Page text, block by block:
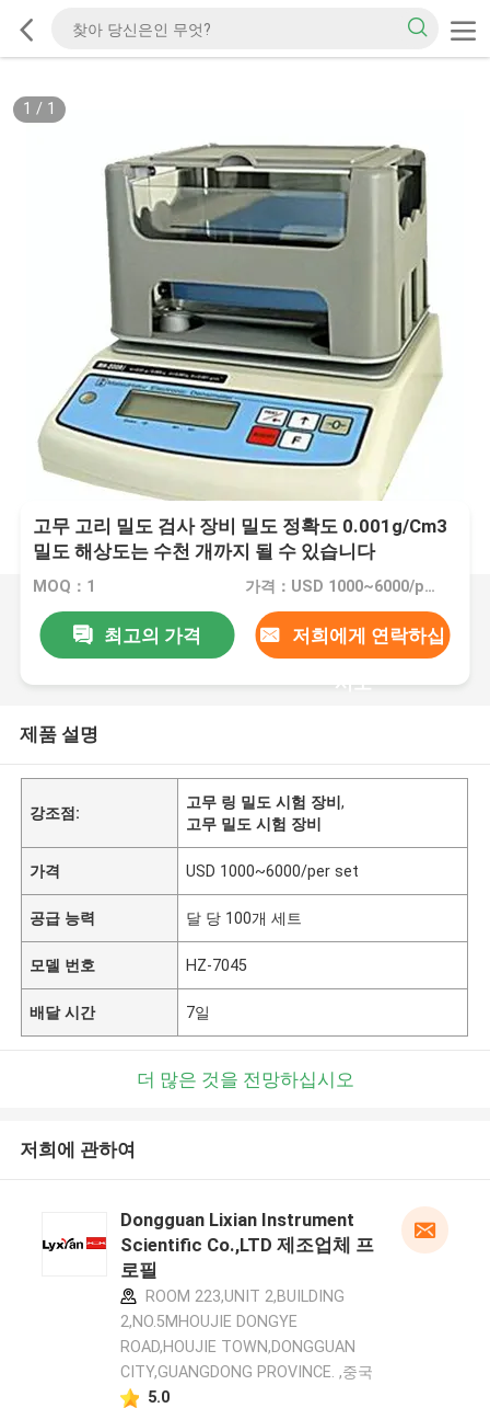
1 / 1
고무 고리 밀도 검사 장비 밀도 정확도 0.001g/Cm3
밀도 해상도는 수천 개까지 될 수 있습니다
MOQ：1 가격：USD 1000~6000/per set
최고의 가격 저희에게 연락하십
시오
제품 설명
강조점:
고무 링 밀도 시험 장비,
고무 밀도 시험 장비
가격 USD 1000~6000/per set
공급 능력 달 당 100개 세트
모델 번호 HZ-7045
배달 시간 7일
더 많은 것을 전망하십시오
저희에 관하여
Dongguan Lixian Instrument
Scientific Co.,LTD 제조업체 프
로필
ROOM 223,UNIT 2,BUILDING
2,NO.5MHOUJIE DONGYE
ROAD,HOUJIE TOWN,DONGGUAN
CITY,GUANGDONG PROVINCE. ,중국
5.0